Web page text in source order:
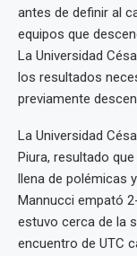
antes de definir al
equipos que
La Universidad
los resultados
previamente
La Universidad
Piura, resultado
llena de polémicas
Mannucci empató
estuvo cerca de la
encuentro de UTC